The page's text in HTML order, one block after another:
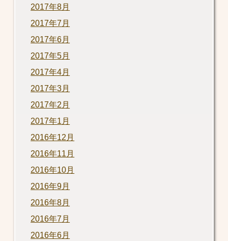
2017年8月
2017年7月
2017年6月
2017年5月
2017年4月
2017年3月
2017年2月
2017年1月
2016年12月
2016年11月
2016年10月
2016年9月
2016年8月
2016年7月
2016年6月